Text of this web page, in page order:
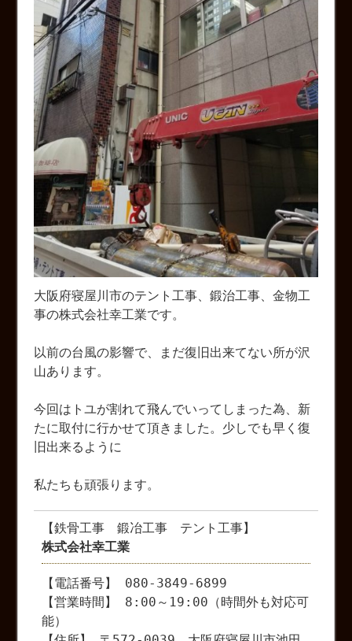
大阪府寝屋川市のテント工事、鍛治工事、金物工
事の株式会社幸工業です。
以前の台風の影響で、まだ復旧出来てない所が沢
山あります。
今回はトユが割れて飛んでいってしまった為、新
たに取付に行かせて頂きました。少しでも早く復
旧出来るように
私たちも頑張ります。
【鉄骨工事 鍛冶工事 テント工事】
株式会社幸工業
【電話番号】 080-3849-6899
【営業時間】 8:00～19:00（時間外も対応可
能）